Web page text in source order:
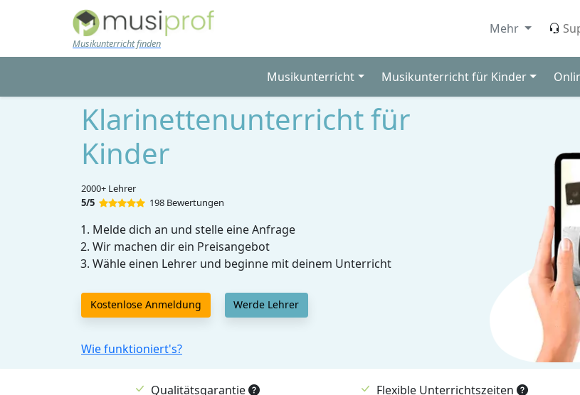
Skip to main content
Musikunterricht finden
Mehr
Musikunterricht Musikunterricht für Kinder
Klarinettenunterricht für
Kinder
2000+ Lehrer
5/5
198 Bewertungen
Melde dich an und stelle eine Anfrage
Wir machen dir ein Preisangebot
Wähle einen Lehrer und beginne mit deinem Unterricht
Kostenlose Anmeldung Werde Lehrer
Wie funktioniert's?
Qualitätsgarantie Flexible Unterrichtszeiten